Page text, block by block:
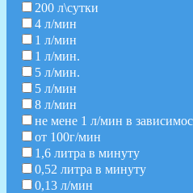
200 л\сутки
4 л/мин
1 л/мин
1 л/мин.
5 л/мин.
5 л/мин
8 л/мин
не мене 1 л/мин в
от 100г/мин
1,6 литра в минуту
0,52 литра в минуту
0,13 л/мин